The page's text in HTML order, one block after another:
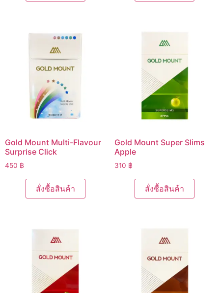
Gold Mount Multi-Flavour
Surprise Click
450 ฿
สั่งซื้อสินค้า
Gold Mount Super Slims
Apple
310 ฿
สั่งซื้อสินค้า